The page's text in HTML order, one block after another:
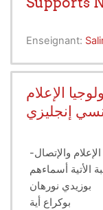
Enseignant:
الإعلام
والإتصال-
بوزيدي نورهان
بوكراع أية